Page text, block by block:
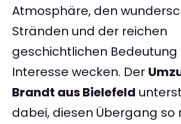
Atmosphäre, den
Stränden und der reichen
geschichtlichen Bedeutung
Interesse wecken. Der
Brandt aus Bielefeld
dabei, diesen Übergang so